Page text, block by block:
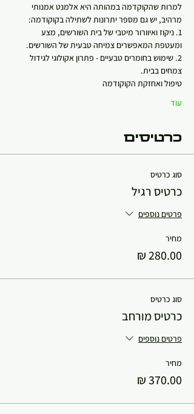
למרות שהקוקדמה במהותה היא אלמנט אמנותי
מרהיב, יש גם מספר יתרונות לשתילה בקוקודמה:
1. ניקוז ואיוורור מיטבי של בית השורשים, מצע
ומעטפת המאפשרים צמיחה טבעית של השורשים.
2. שימוש בחומרים טבעיים - פתרון אקולוגי לגידול
צמחים בבית.
טיפול ואחזקת הקוקודמה
עוד
כרטיסים
סוג כרטיס
כרטיס רגיל
פרטים נוספים
מחיר
סוג כרטיס
כרטיס מורחב
פרטים נוספים
מחיר